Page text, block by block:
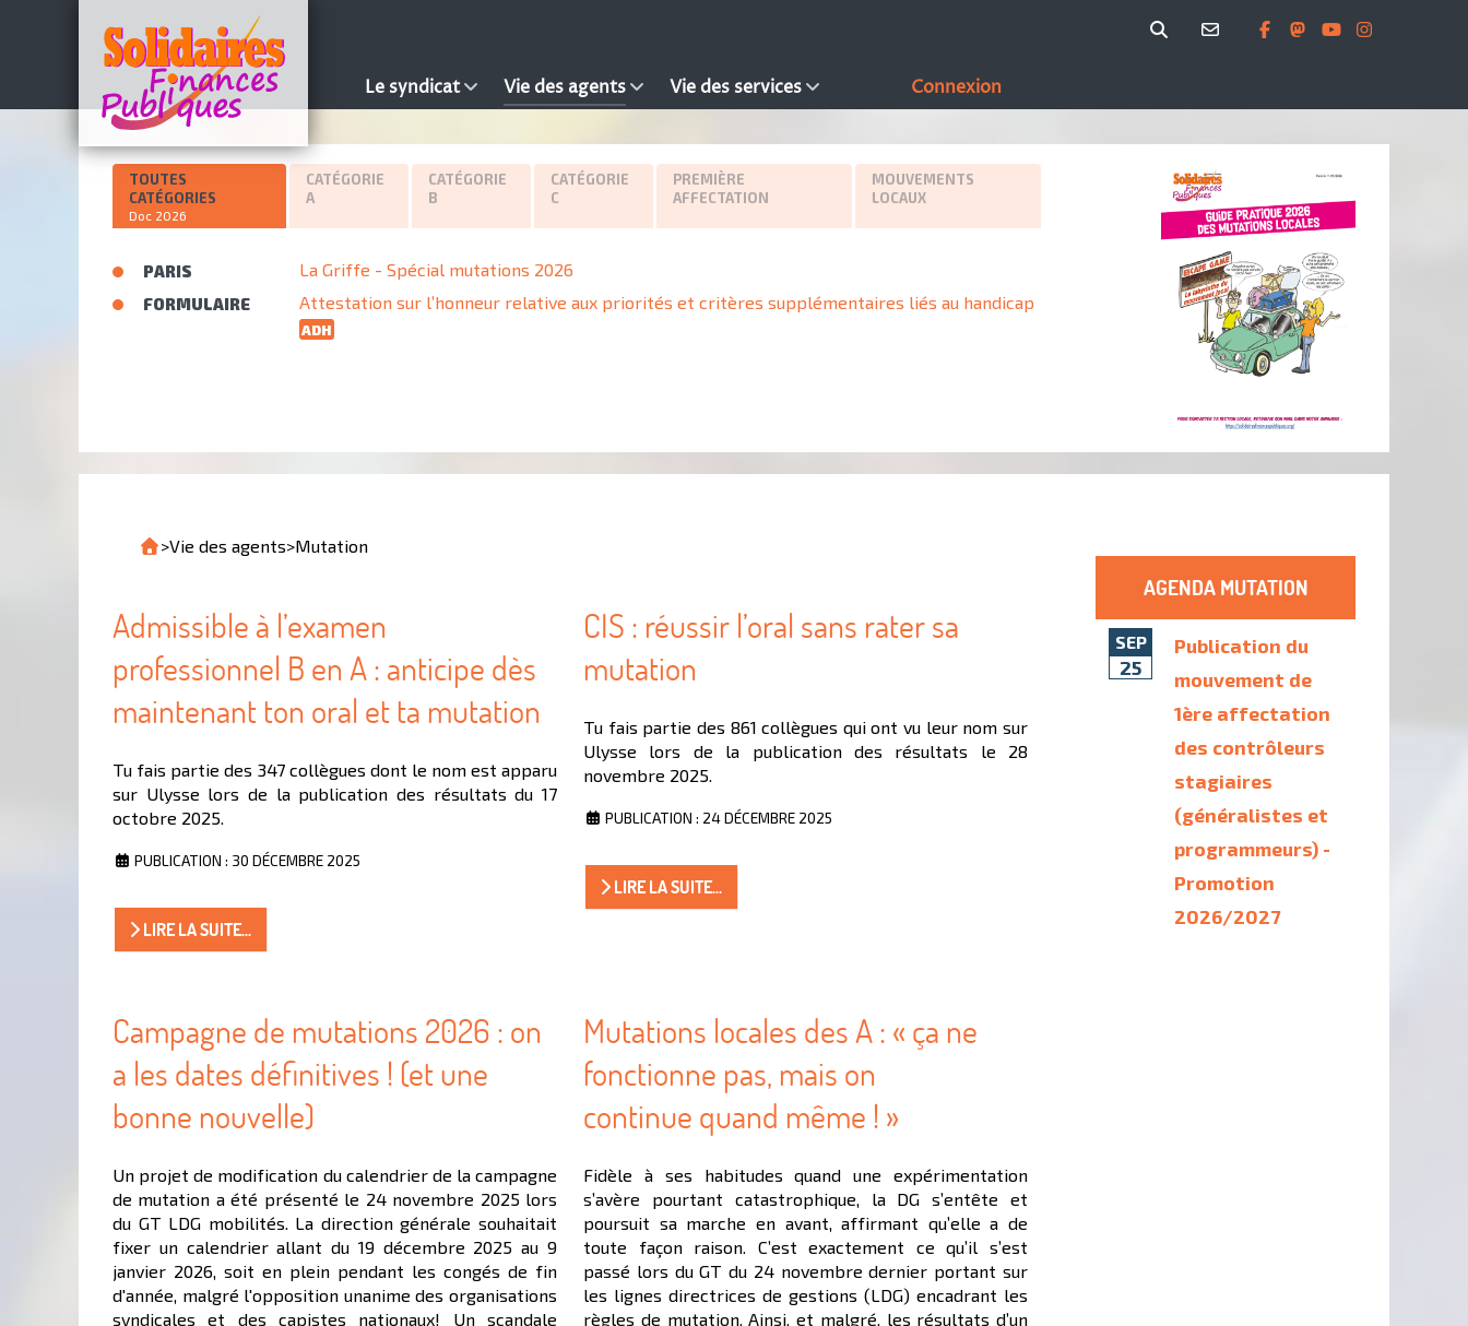
Le syndicat Vie des agents Vie des services Connexion
TOUTES
CATÉGORIES
Doc 2026
CATÉGORIE
A
CATÉGORIE
B
CATÉGORIE
C
PREMIÈRE
AFFECTATION
MOUVEMENTS
LOCAUX
PARIS La Griffe - Spécial mutations 2026
FORMULAIRE Attestation sur l’honneur relative aux priorités et critères supplémentaires liés au handicap
ADH
>Vie des agents>Mutation
Admissible à l’examen
professionnel B en A : anticipe dès
maintenant ton oral et ta mutation
Tu fais partie des 347 collègues dont le nom est apparu
sur Ulysse lors de la publication des résultats du 17
octobre 2025.
PUBLICATION : 30 DÉCEMBRE 2025
LIRE LA SUITE...
CIS : réussir l’oral sans rater sa
mutation
Tu fais partie des 861 collègues qui ont vu leur nom sur
Ulysse lors de la publication des résultats le 28
novembre 2025.
PUBLICATION : 24 DÉCEMBRE 2025
LIRE LA SUITE...
Campagne de mutations 2026 : on
a les dates définitives ! (et une
bonne nouvelle)
Un projet de modification du calendrier de la campagne
de mutation a été présenté le 24 novembre 2025 lors
du GT LDG mobilités. La direction générale souhaitait
fixer un calendrier allant du 19 décembre 2025 au 9
janvier 2026, soit en plein pendant les congés de fin
d'année, malgré l'opposition unanime des organisations
syndicales et des capistes nationaux! Un scandale
Mutations locales des A : « ça ne
fonctionne pas, mais on
continue quand même ! »
Fidèle à ses habitudes quand une expérimentation
s’avère pourtant catastrophique, la DG s’entête et
poursuit sa marche en avant, affirmant qu’elle a de
toute façon raison. C’est exactement ce qu’il s’est
passé lors du GT du 24 novembre dernier portant sur
les lignes directrices de gestions (LDG) encadrant les
règles de mutation. Ainsi, et malgré, les résultats d’un
AGENDA MUTATION
SEP
25
Publication du
mouvement de
1ère affectation
des contrôleurs
stagiaires
(généralistes et
programmeurs) -
Promotion
2026/2027